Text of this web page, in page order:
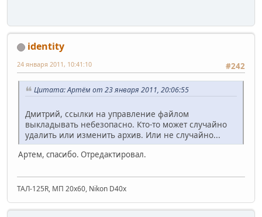
identity
#242
24 января 2011, 10:41:10
Цитата: Артём от 23 января 2011, 20:06:55
Дмитрий, ссылки на управление файлом
выкладывать небезопасно. Кто-то может случайно
удалить или изменить архив. Или не случайно...
Артем, спасибо. Отредактировал.
ТАЛ-125R, МП 20х60, Nikon D40x